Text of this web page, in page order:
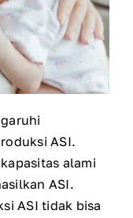
ASI.
alami
ASI.
ASI tidak bisa